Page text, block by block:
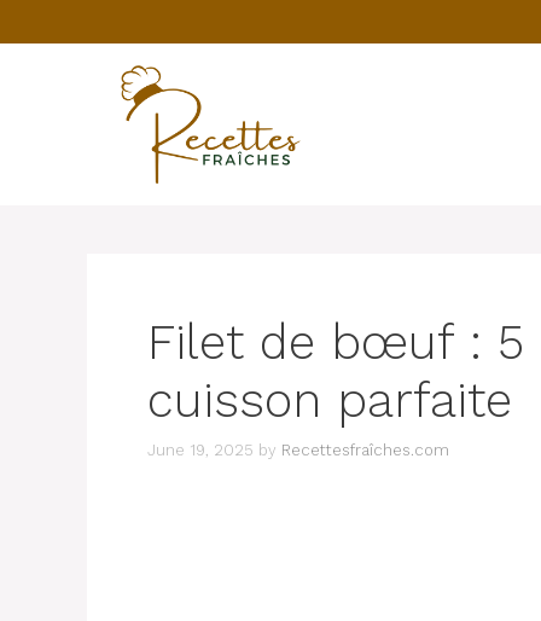
to
Filet de bœuf : 5
cuisson parfaite
June 19, 2025 by Recettesfraîches.com